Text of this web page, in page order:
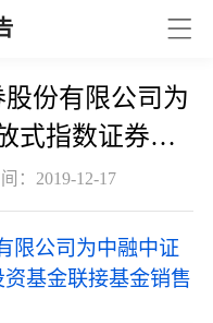
份有限公司为
式指数证券投
构的公告
：2019-12-17
限公司为中融中证
基金联接基金销售